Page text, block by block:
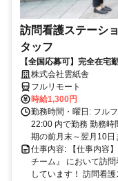
訪問看護ステーシ
タッフ
【全国応募可】完全在宅
可のお仕事です！
株式会社雲紙舎
フルリモート
時給1,300円
勤務時間・曜日: フル
22:00 内で勤務 勤務
期の前月末～翌月10日
仕事内容: 【仕事内容
チーム』 において訪
しています！ 訪問看